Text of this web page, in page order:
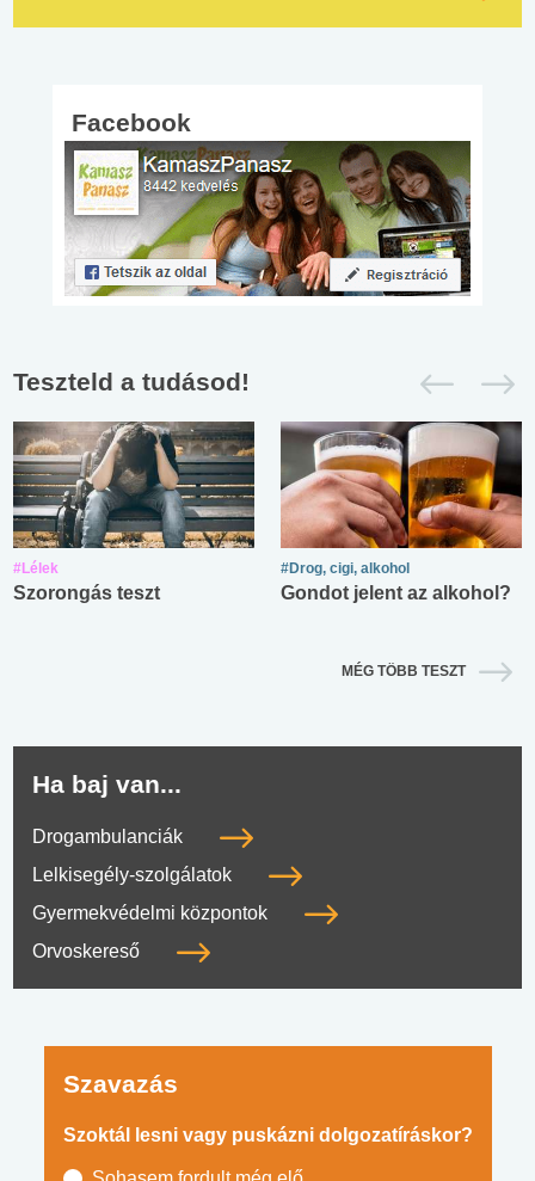
Facebook
Teszteld a tudásod!
#Lélek
Szorongás teszt
#Drog, cigi, alkohol
Gondot jelent az alkohol?
MÉG TÖBB TESZT
Ha baj van...
Drogambulanciák
Lelkisegély-szolgálatok
Gyermekvédelmi központok
Orvoskereső
Szavazás
Szoktál lesni vagy puskázni dolgozatíráskor?